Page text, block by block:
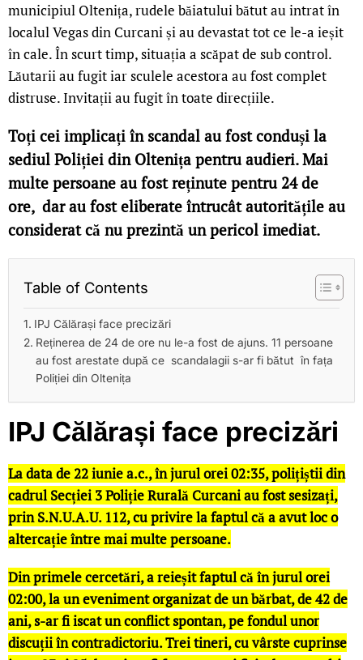
municipiul Oltenița, rudele băiatului bătut au intrat în
localul Vegas din Curcani și au devastat tot ce le-a ieșit
în cale. În scurt timp, situația a scăpat de sub control.
Lăutarii au fugit iar sculele acestora au fost complet
distruse. Invitații au fugit în toate direcțiile.
Toți cei implicați în scandal au fost conduși la
sediul Poliției din Oltenița pentru audieri. Mai
multe persoane au fost reținute pentru 24 de
ore, dar au fost eliberate întrucât autoritățile au
considerat că nu prezintă un pericol imediat.
Table of Contents
IPJ Călărași face precizări
Reținerea de 24 de ore nu le-a fost de ajuns. 11 persoane
au fost arestate după ce scandalagii s-ar fi bătut în fața
Poliției din Oltenița
IPJ Călărași face precizări
La data de 22 iunie a.c., în jurul orei 02:35, polițiștii din
cadrul Secției 3 Poliție Rurală Curcani au fost sesizați,
prin S.N.U.A.U. 112, cu privire la faptul că a avut loc o
altercație între mai multe persoane.
Din primele cercetări, a reieșit faptul că în jurul orei
02:00, la un eveniment organizat de un bărbat, de 42 de
ani, s-ar fi iscat un conflict spontan, pe fondul unor
discuții în contradictoriu. Trei tineri, cu vârste cuprinse